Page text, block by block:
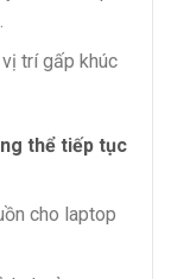
trí gấp khúc
thể tiếp tục
cho laptop